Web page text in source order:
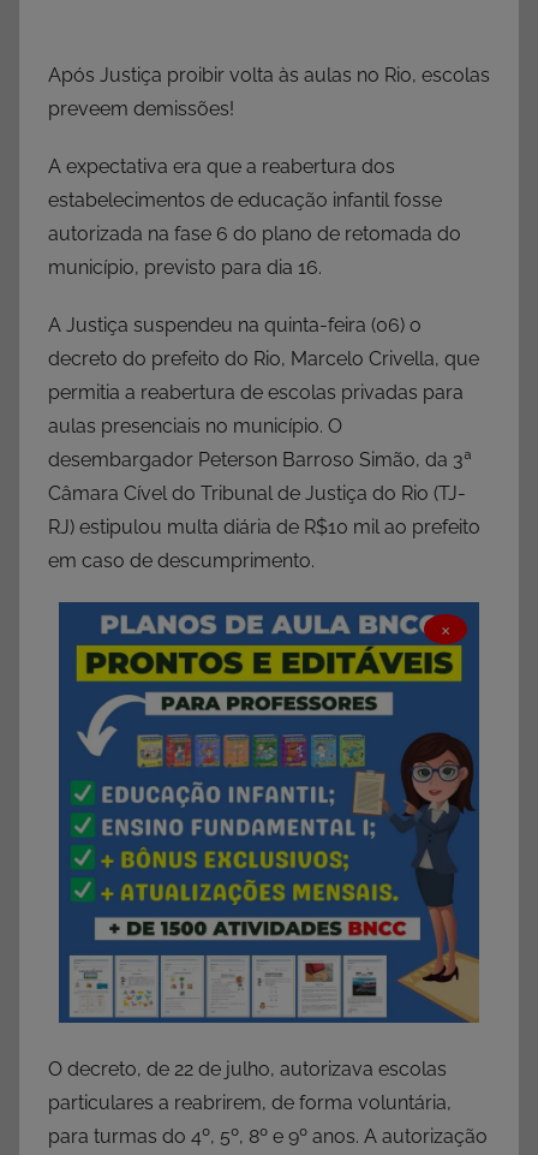
Após Justiça proibir volta às aulas no Rio, escolas
preveem demissões!
A expectativa era que a reabertura dos
estabelecimentos de educação infantil fosse
autorizada na fase 6 do plano de retomada do
município, previsto para dia 16.
A Justiça suspendeu na quinta-feira (06) o
decreto do prefeito do Rio, Marcelo Crivella, que
permitia a reabertura de escolas privadas para
aulas presenciais no município. O
desembargador Peterson Barroso Simão, da 3ª
Câmara Cível do Tribunal de Justiça do Rio (TJ-
RJ) estipulou multa diária de R$10 mil ao prefeito
em caso de descumprimento.
×
O decreto, de 22 de julho, autorizava escolas
particulares a reabrirem, de forma voluntária,
para turmas do 4º, 5º, 8º e 9º anos. A autorização